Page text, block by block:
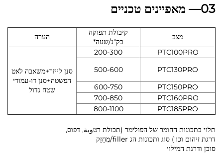
03— מאפיינים טכניים
מצב
קיבולת תפוקה
בק"ג/שעה*
הערה
PTC100PRO
200-300
סנן לייזר+משאבה לאט
הפשטה+סנן דו-עמודי
שטח גדול
PTC130PRO
500-600
PTC150PRO
600-750
PTC160PRO
700-850
PTC185PRO
800-1100
תלוי בתכונות החומר של הפולימר (תכולת רטوبة, דפוס,
דרגת זיהום וכו') סוג ותכונות הג filler/מְחַזֵק
סוכן ודרגת המילוי